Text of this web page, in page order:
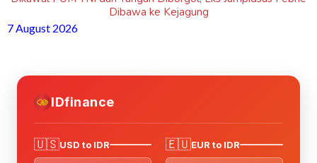
Dibawa ke Kejagung
7 August 2026
IDfinance
🇺🇸USD to IDR 🇪🇺EUR to IDR